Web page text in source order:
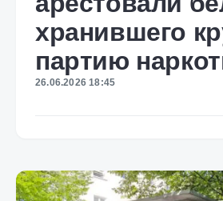
хранившего
партию
26.06.2026 18:45